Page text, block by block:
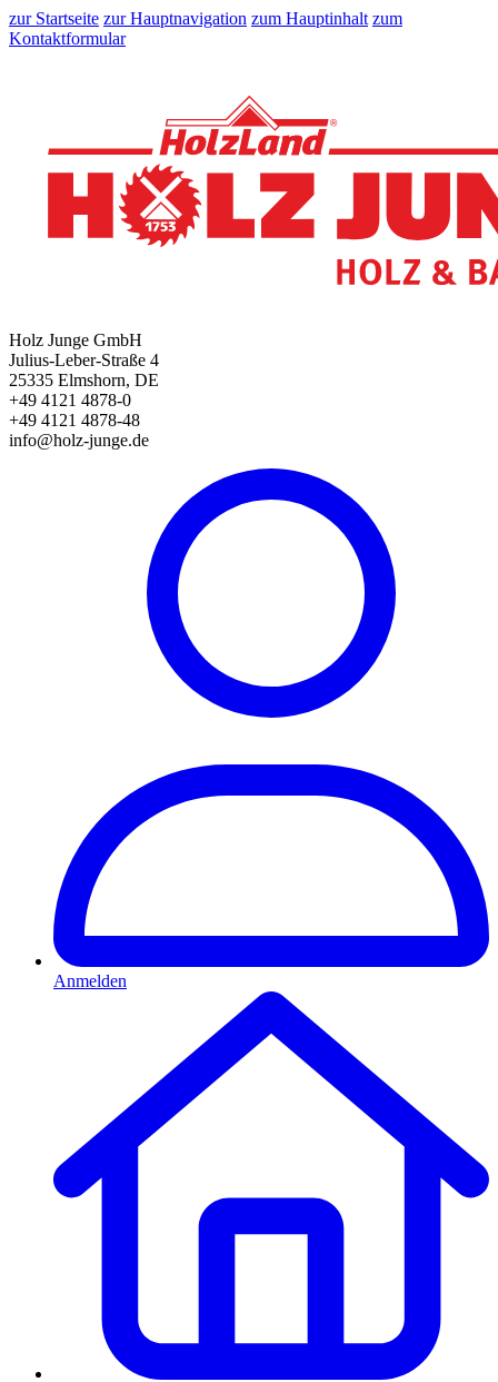
zur Startseite zur Hauptnavigation zum Hauptinhalt zum
Kontaktformular
Holz Junge GmbH
Julius-Leber-Straße 4
25335 Elmshorn, DE
+49 4121 4878-0
+49 4121 4878-48
info@holz-junge.de
Anmelden